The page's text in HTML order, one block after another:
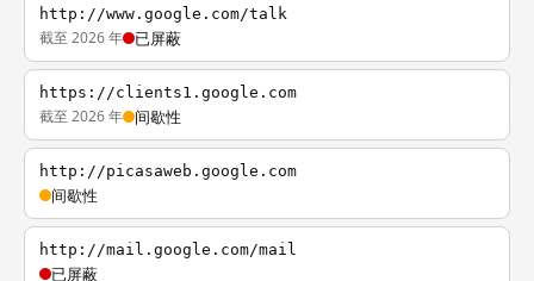
http://www.google.com/talk
截至 2026 年 已屏蔽
https://clients1.google.com
截至 2026 年 间歇性
http://picasaweb.google.com
间歇性
http://mail.google.com/mail
已屏蔽